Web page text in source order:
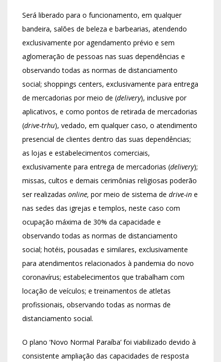
Será liberado para o funcionamento, em qualquer
bandeira, salões de beleza e barbearias, atendendo
exclusivamente por agendamento prévio e sem
aglomeração de pessoas nas suas dependências e
observando todas as normas de distanciamento
social; shoppings centers, exclusivamente para entrega
de mercadorias por meio de (delivery), inclusive por
aplicativos, e como pontos de retirada de mercadorias
(drive-trhu), vedado, em qualquer caso, o atendimento
presencial de clientes dentro das suas dependências;
as lojas e estabelecimentos comerciais,
exclusivamente para entrega de mercadorias (delivery);
missas, cultos e demais cerimônias religiosas poderão
ser realizadas online, por meio de sistema de drive-in e
nas sedes das igrejas e templos, neste caso com
ocupação máxima de 30% da capacidade e
observando todas as normas de distanciamento
social; hotéis, pousadas e similares, exclusivamente
para atendimentos relacionados à pandemia do novo
coronavírus; estabelecimentos que trabalham com
locação de veículos; e treinamentos de atletas
profissionais, observando todas as normas de
distanciamento social.
O plano ‘Novo Normal Paraíba’ foi viabilizado devido à
consistente ampliação das capacidades de resposta